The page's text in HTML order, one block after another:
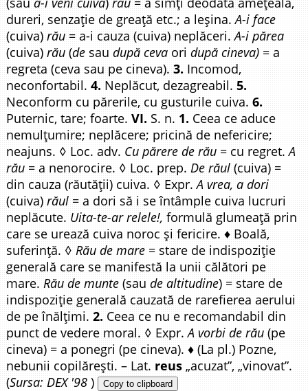
dureri, senzație de greață etc.; a leșina.A-i face
(cuiva)rău = a-i cauza (cuiva) neplăceri.A-i părea
(cuiva)rău (de saudupă ceva oridupă cineva) = a
regreta (ceva sau pe cineva).3. Incomod,
neconfortabil.4. Neplăcut, dezagreabil.5.
Neconform cu părerile, cu gusturile cuiva.6.
Puternic, tare; foarte.VI. S. n. 1. Ceea ce aduce
nemulțumire; neplăcere; pricină de nefericire;
neajuns. ◊ Loc. adv. Cu părere de rău = cu regret.A
rău = a nenorocire. ◊ Loc. prep. De răul (cuiva) =
din cauza (răutății) cuiva. ◊ Expr.A vrea, a dori
(cuiva)răul = a dori să i se întâmple cuiva lucruri
neplăcute. Uita-te-ar relele!, formulă glumeață prin
care se urează cuiva noroc și fericire. ♦ Boală,
suferință. ◊ Rău de mare = stare de indispoziție
generală care se manifestă la unii călători pe
mare. Rău de munte (saude altitudine) = stare de
indispoziție generală cauzată de rarefierea aerului
de pe înălțimi.2. Ceea ce nu e recomandabil din
punct de vedere moral. ◊ Expr.A vorbi de rău (pe
cineva) = a ponegri (pe cineva). ♦ (La pl.) Pozne,
nebunii copilărești. – Lat. reus „acuzat”, „vinovat”.
(Sursa: DEX '98 ) Copy to clipboard